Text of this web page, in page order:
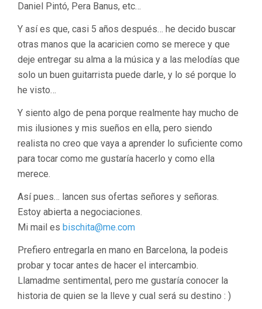
Daniel Pintó, Pera Banus, etc…
Y así es que, casi 5 años después… he decido buscar
otras manos que la acaricien como se merece y que
deje entregar su alma a la música y a las melodías que
solo un buen guitarrista puede darle, y lo sé porque lo
he visto…
Y siento algo de pena porque realmente hay mucho de
mis ilusiones y mis sueños en ella, pero siendo
realista no creo que vaya a aprender lo suficiente como
para tocar como me gustaría hacerlo y como ella
merece.
Así pues… lancen sus ofertas señores y señoras.
Estoy abierta a negociaciones.
Mi mail es bischita@me.com
Prefiero entregarla en mano en Barcelona, la podeis
probar y tocar antes de hacer el intercambio.
Llamadme sentimental, pero me gustaría conocer la
historia de quien se la lleve y cual será su destino : )